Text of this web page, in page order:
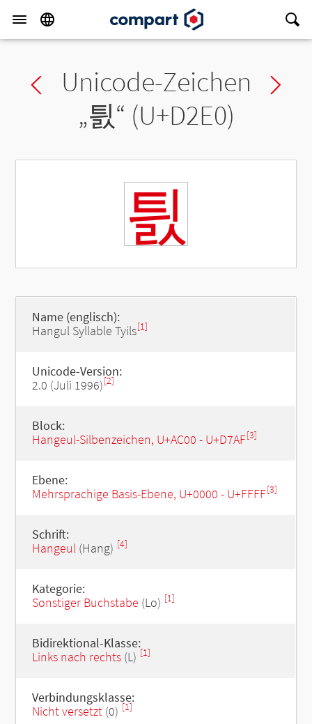
Previous char
Unicode-Zeichen
„틠“ (U+D2E0)
틠
Name (englisch):
Hangul Syllable Tyils[1]
Unicode-Version:
2.0 (Juli 1996)[2]
Block:
Hangeul-Silbenzeichen, U+AC00 - U+D7AF[3]
Ebene:
Mehrsprachige Basis-Ebene, U+0000 - U+FFFF[3]
Schrift:
Hangeul(Hang) [4]
Kategorie:
Sonstiger Buchstabe (Lo) [1]
Bidirektional-Klasse:
Links nach rechts(L) [1]
Verbindungsklasse:
Nicht versetzt(0) [1]